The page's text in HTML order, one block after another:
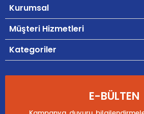
Kurumsal
Müşteri Hizmetleri
Kategoriler
E-BÜLTEN